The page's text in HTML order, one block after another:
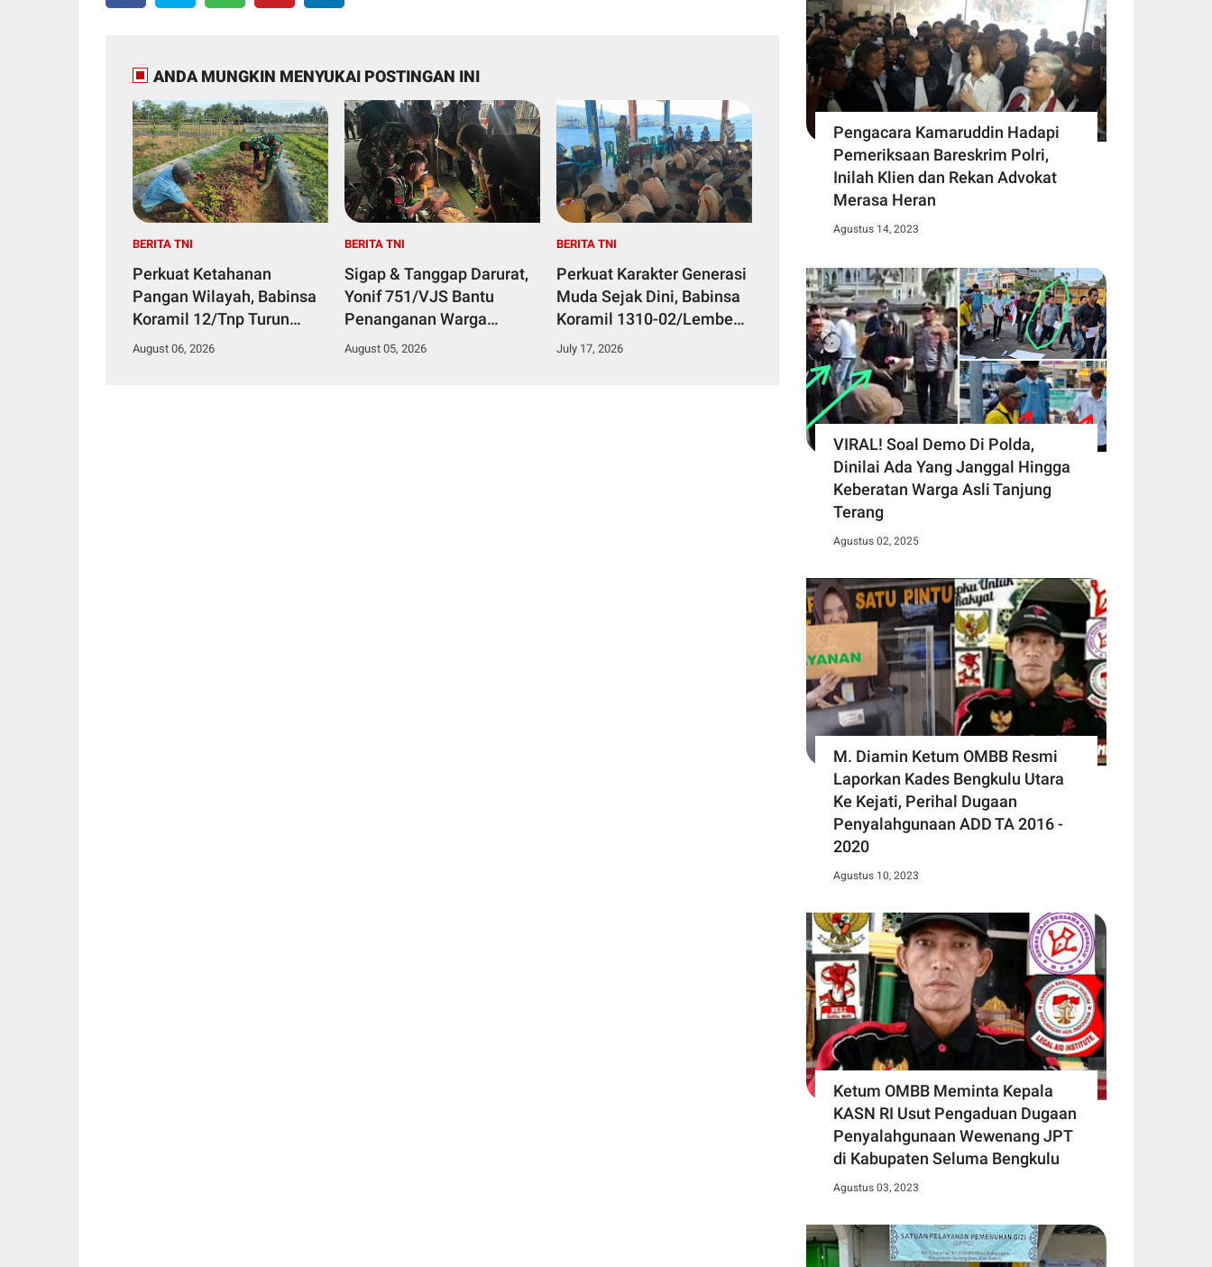
ANDA MUNGKIN MENYUKAI POSTINGAN INI
BERITA TNI
Perkuat Ketahanan
Pangan Wilayah, Babinsa
Koramil 12/Tnp Turun
Tangan Bantu Warga
August 06, 2026
BERITA TNI
Sigap & Tanggap Darurat,
Yonif 751/VJS Bantu
Penanganan Warga
Diduga Keracunan
August 05, 2026
BERITA TNI
Perkuat Karakter Generasi
Muda Sejak Dini, Babinsa
Koramil 1310-02/Lembeh
Berikan Materi Bela
July 17, 2026
Pengacara Kamaruddin Hadapi
Pemeriksaan Bareskrim Polri,
Inilah Klien dan Rekan Advokat
Merasa Heran
Agustus 14, 2023
VIRAL! Soal Demo Di Polda,
Dinilai Ada Yang Janggal Hingga
Keberatan Warga Asli Tanjung
Terang
Agustus 02, 2025
M. Diamin Ketum OMBB Resmi
Laporkan Kades Bengkulu Utara
Ke Kejati, Perihal Dugaan
Penyalahgunaan ADD TA 2016 -
2020
Agustus 10, 2023
Ketum OMBB Meminta Kepala
KASN RI Usut Pengaduan Dugaan
Penyalahgunaan Wewenang JPT
di Kabupaten Seluma Bengkulu
Agustus 03, 2023